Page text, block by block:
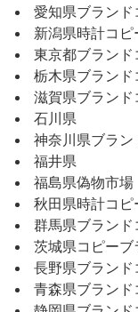
愛知県ブランド
新潟県時計コピ
東京都ブランド
栃木県ブランド
滋賀県ブランド
石川県
神奈川県ブラン
福井県
福島県偽物市場
秋田県時計コピ
群馬県ブランド
茨城県コピーブ
長野県ブランド
青森県ブランド